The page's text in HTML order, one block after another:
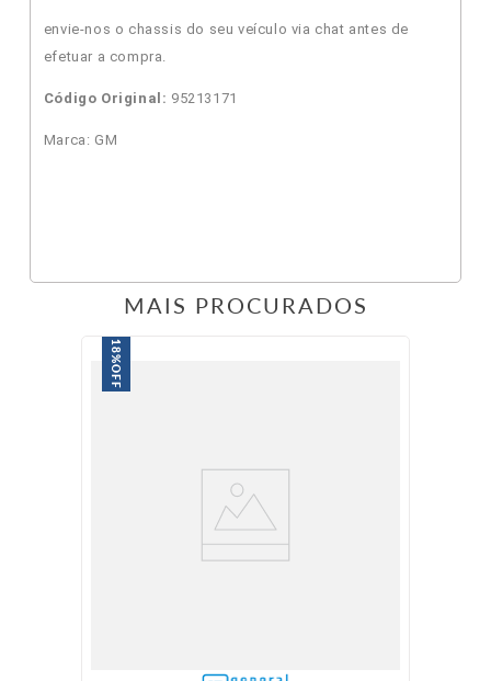
envie-nos o chassis do seu veículo via chat antes de
efetuar a compra.
Código Original: 95213171
Marca: GM
MAIS PROCURADOS
18%
OFF